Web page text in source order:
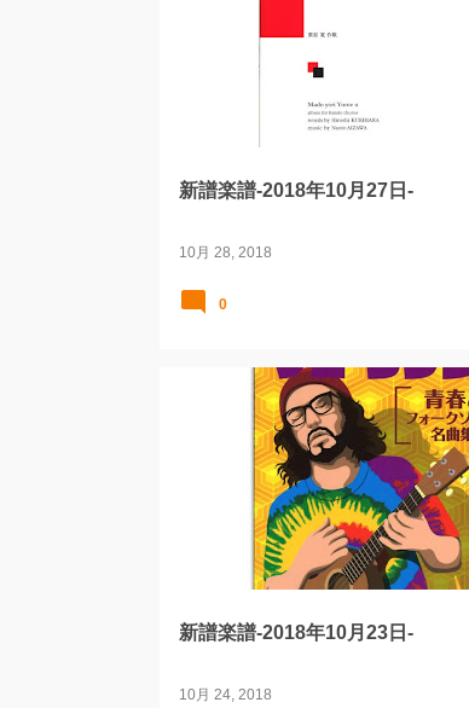
新譜楽譜-2018年10月27日-
10月 28, 2018
0
新譜楽譜-2018年10月23日-
10月 24, 2018